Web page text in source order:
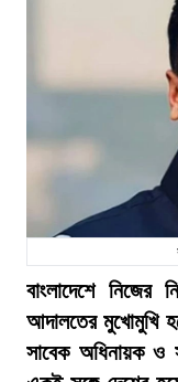
বাংলাদেশে নিজের
আদালতের মুখোমুখি
সাবেক অধিনায়ক ও